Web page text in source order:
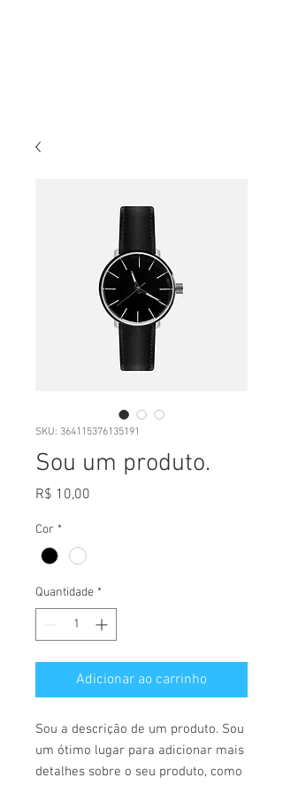
SKU: 364115376135191
Sou um produto.
R$ 10,00
Cor *
Quantidade *
Adicionar ao carrinho
Sou a descrição de um produto. Sou
um ótimo lugar para adicionar mais
detalhes sobre o seu produto, como